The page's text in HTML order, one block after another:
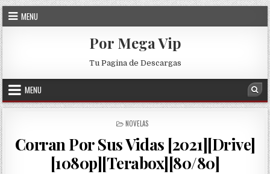
Skip to content
MENU
Por Mega Vip
Tu Pagina de Descargas
MENU
POSTED IN
NOVELAS
Corran Por Sus Vidas [2021][Drive]
[1080p][Terabox][80/80]